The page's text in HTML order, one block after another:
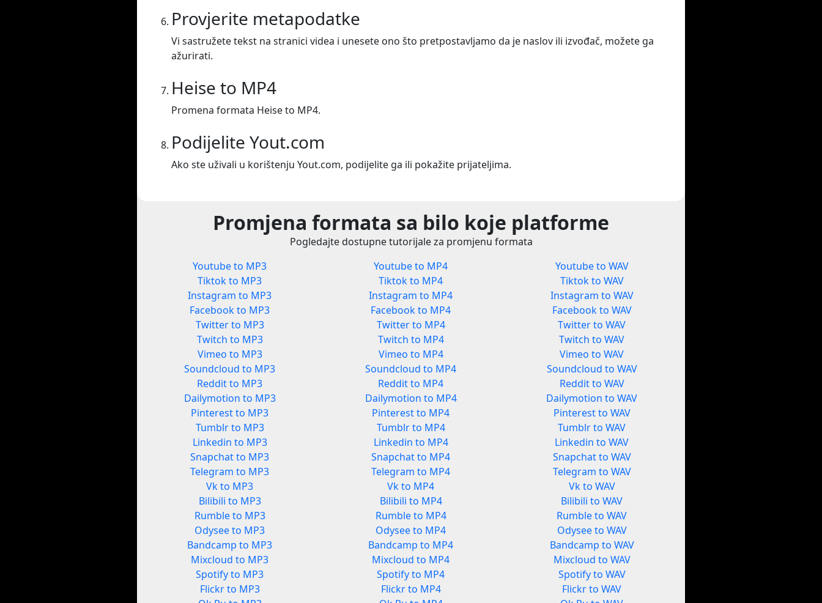
Provjerite metapodatke
Vi sastružete tekst na stranici videa i unesete ono što pretpostavljamo da je naslov ili izvođač, možete ga
ažurirati.
Heise to MP4
Promena formata Heise to MP4.
Podijelite Yout.com
Ako ste uživali u korištenju Yout.com, podijelite ga ili pokažite prijateljima.
Promjena formata sa bilo koje platforme
Pogledajte dostupne tutorijale za promjenu formata
Youtube to MP3
Tiktok to MP3
Instagram to MP3
Facebook to MP3
Twitter to MP3
Twitch to MP3
Vimeo to MP3
Soundcloud to MP3
Reddit to MP3
Dailymotion to MP3
Pinterest to MP3
Tumblr to MP3
Linkedin to MP3
Snapchat to MP3
Telegram to MP3
Vk to MP3
Bilibili to MP3
Rumble to MP3
Odysee to MP3
Bandcamp to MP3
Mixcloud to MP3
Spotify to MP3
Flickr to MP3
Youtube to MP4
Tiktok to MP4
Instagram to MP4
Facebook to MP4
Twitter to MP4
Twitch to MP4
Vimeo to MP4
Soundcloud to MP4
Reddit to MP4
Dailymotion to MP4
Pinterest to MP4
Tumblr to MP4
Linkedin to MP4
Snapchat to MP4
Telegram to MP4
Vk to MP4
Bilibili to MP4
Rumble to MP4
Odysee to MP4
Bandcamp to MP4
Mixcloud to MP4
Spotify to MP4
Flickr to MP4
Youtube to WAV
Tiktok to WAV
Instagram to WAV
Facebook to WAV
Twitter to WAV
Twitch to WAV
Vimeo to WAV
Soundcloud to WAV
Reddit to WAV
Dailymotion to WAV
Pinterest to WAV
Tumblr to WAV
Linkedin to WAV
Snapchat to WAV
Telegram to WAV
Vk to WAV
Bilibili to WAV
Rumble to WAV
Odysee to WAV
Bandcamp to WAV
Mixcloud to WAV
Spotify to WAV
Flickr to WAV